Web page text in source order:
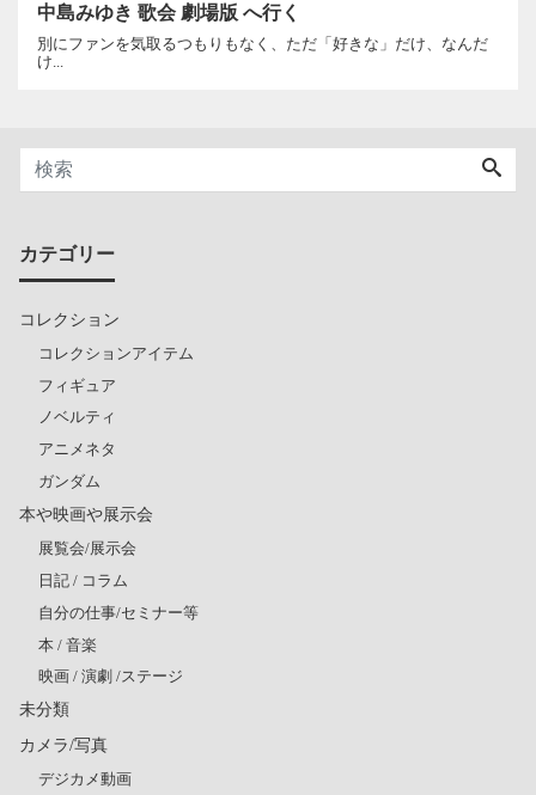
中島みゆき 歌会 劇場版 へ行く
別にファンを気取るつもりもなく、ただ「好きな」だけ、なんだ
け...
カテゴリー
コレクション
コレクションアイテム
フィギュア
ノベルティ
アニメネタ
ガンダム
本や映画や展示会
展覧会/展示会
日記 / コラム
自分の仕事/セミナー等
本 / 音楽
映画 / 演劇 /ステージ
未分類
カメラ/写真
デジカメ動画